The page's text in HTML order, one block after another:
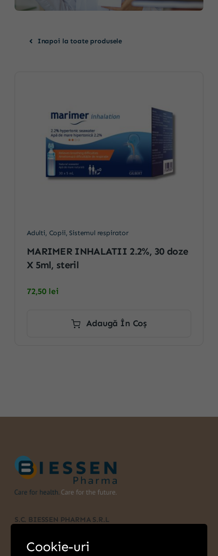
Inapoi la toate produsele
Adulti, Copii,Sistemul respirator
MARIMER INHALATII 2.2%, 30 doze
X 5ml, steril
72,50 lei
Adaugă În Coș
S.C. BIESSEN PHARMA S.R.L
J40/11946/1993
Cookie-uri